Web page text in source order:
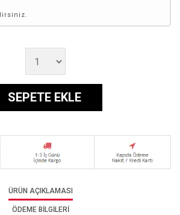
SEPETE EKLE
ÜRÜN AÇIKLAMASI
ÖDEME BİLGİLERİ